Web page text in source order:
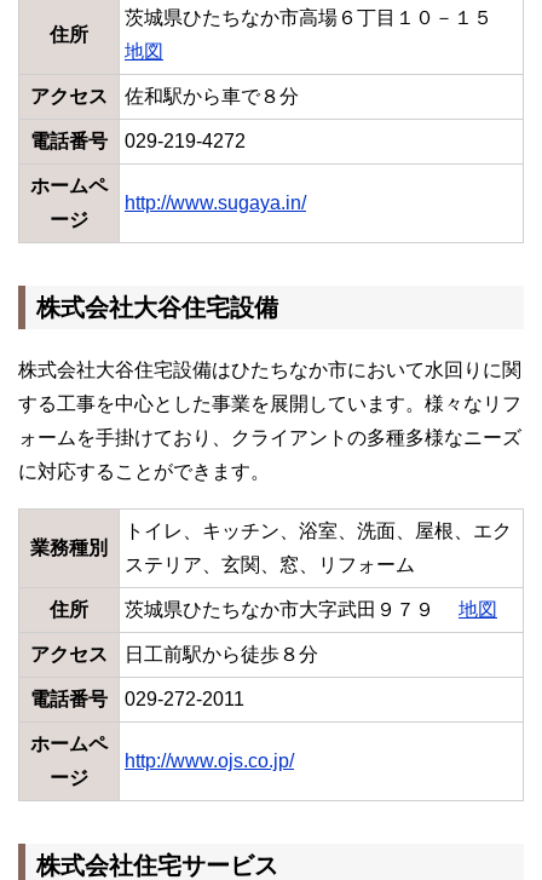
住所
茨城県ひたちなか市高場６丁目１０－１５
地図
アクセス 佐和駅から車で８分
電話番号 029-219-4272
ホームペ
ージ
http://www.sugaya.in/
株式会社大谷住宅設備
株式会社大谷住宅設備はひたちなか市において水回りに関
する工事を中心とした事業を展開しています。様々なリフ
ォームを手掛けており、クライアントの多種多様なニーズ
に対応することができます。
業務種別
トイレ、キッチン、浴室、洗面、屋根、エク
ステリア、玄関、窓、リフォーム
住所 茨城県ひたちなか市大字武田９７９ 地図
アクセス 日工前駅から徒歩８分
電話番号 029-272-2011
ホームペ
ージ
http://www.ojs.co.jp/
株式会社住宅サービス